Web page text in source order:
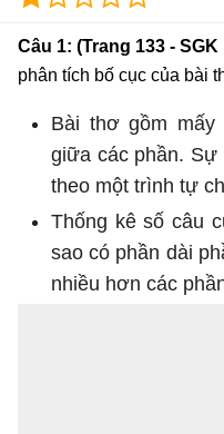
Câu 1: (Trang 133 -
phân tích bố cục của bài
Bài thơ gồm mấy
giữa các phần.
theo một trình tự
Thống kê số câu
sao có phần dài
nhiều hơn các